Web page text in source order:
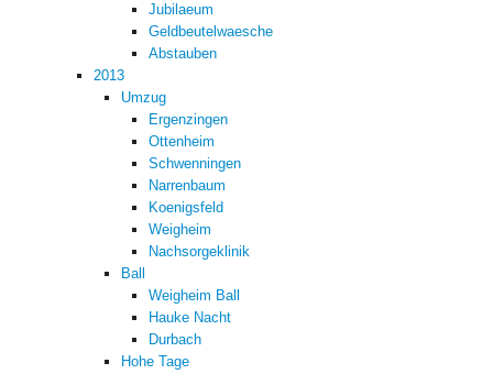
Jubilaeum
Geldbeutelwaesche
Abstauben
2013
Umzug
Ergenzingen
Ottenheim
Schwenningen
Narrenbaum
Koenigsfeld
Weigheim
Nachsorgeklinik
Ball
Weigheim Ball
Hauke Nacht
Durbach
Hohe Tage